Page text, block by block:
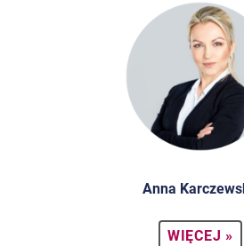
Anna
WIĘCEJ »